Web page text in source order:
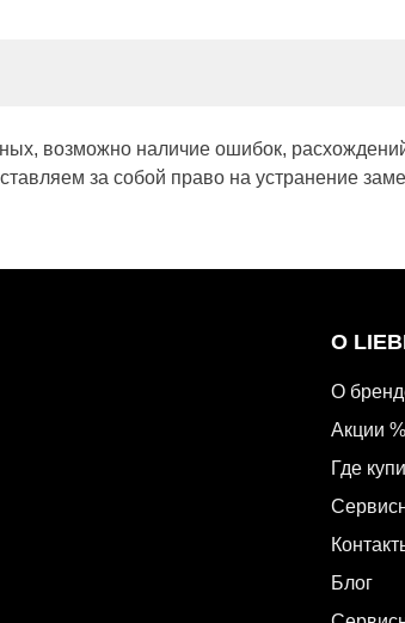
возможно наличие ошибок,
за собой право на устранение
О
О
Акции %
Где
Блог